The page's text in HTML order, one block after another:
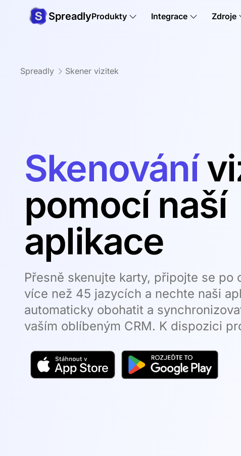
SpreadlyProdukty Integrace Zdroje
Spreadly Skener vizitek
Skenování
pomocí naší
aplikace
Přesně skenujte karty, připojte se po
více než 45 jazycích a nechte naši
automaticky obohatit a
vaším oblíbeným CRM. K dispozici